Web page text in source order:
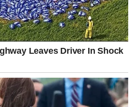
i rutine
dnevni raspored može uzrokovati
dnevni raspored i držite se njega.
kada znaju što mogu očekivati.
slijede rutinu.
koriste nespecificirane ili